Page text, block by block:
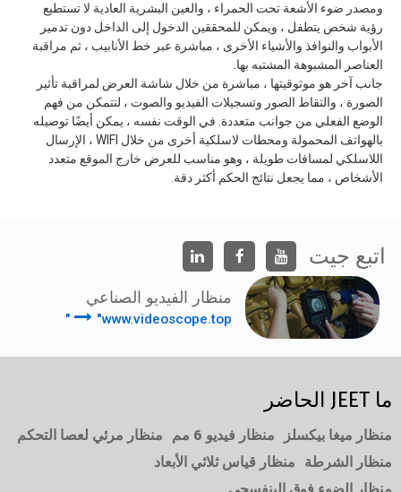
ومصدر ضوء الأشعة تحت الحمراء ، والعين البشرية العادية لا تستطيع
رؤية شخص يتطفل ، ويمكن للمحققين الدخول إلى الداخل دون تدمير
الأبواب والنوافذ والأشياء الأخرى ، مباشرة عبر خط الأنابيب ، ثم مراقبة
العناصر المشبوهة المشتبه بها.
جانب آخر هو موثوقيتها ، مباشرة من خلال شاشة العرض لمراقبة تأثير
الصورة ، والتقاط الصور وتسجيلات الفيديو والصوت ، لتتمكن من فهم
الوضع الفعلي من جوانب متعددة. في الوقت نفسه ، يمكن أيضًا توصيله
بالهواتف المحمولة ومحطات لاسلكية أخرى من خلال WIFI ، الإرسال
اللاسلكي لمسافات طويلة ، وهو مناسب للعرض خارج الموقع متعدد
الأشخاص ، مما يجعل نتائج الحكم أكثر دقة.
اتبع جيت
منظار الفيديو الصناعي
"www.videoscope.top"
ما JEET الحاضر
منظار ميغا بيكسلز منظار فيديو 6 مم
منظار مرئي لعصا التحكم
منظار الشرطة
منظار قياس ثلاثي الأبعاد